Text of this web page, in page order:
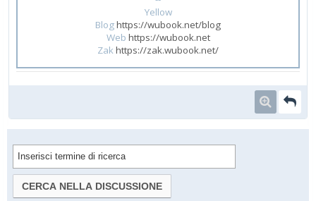
Yellow
Bloghttps://wubook.net/blog
Web https://wubook.net
Zakhttps://zak.wubook.net/